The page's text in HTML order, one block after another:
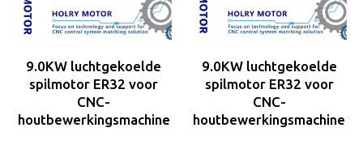
9.0KW luchtgekoelde
spilmotor ER32 voor
CNC-
houtbewerkingsmachine
9.0KW luchtgekoelde
spilmotor ER32 voor
CNC-
houtbewerkingsmachine